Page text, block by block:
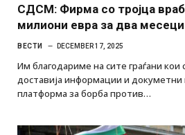
СДСМ: Фирма со тројца
милиони евра за два месеци
ВЕСТИ DECEMBER 17, 2025
Им благодариме на сите граѓани кои
доставија информации и докуметни
платформа за борба против…